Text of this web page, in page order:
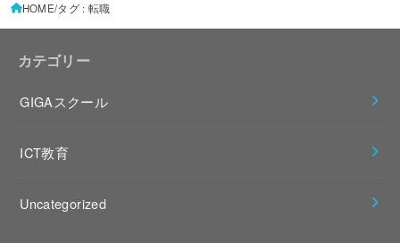
HOME タグ : 転職
カテゴリー
GIGAスクール
ICT教育
Uncategorized